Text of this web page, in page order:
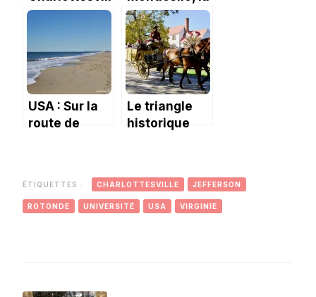
loin des
demeure de
Thomas
Jefferson
USA : Sur la
route de
Le triangle
historique
ÉTIQUETTES : CHARLOTTESVILLE JEFFERSON
ROTONDE UNIVERSITÉ USA VIRGINIE